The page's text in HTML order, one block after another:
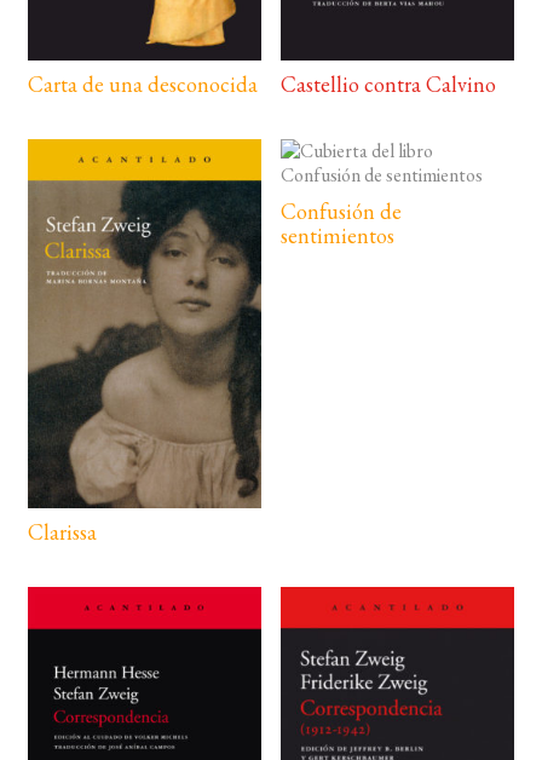
Carta de una desconocida Castellio contra Calvino
Clarissa
Confusión de
sentimientos